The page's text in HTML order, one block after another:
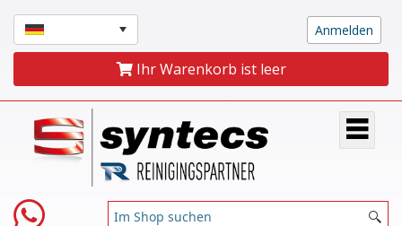
Ihr Warenkorb ist leer